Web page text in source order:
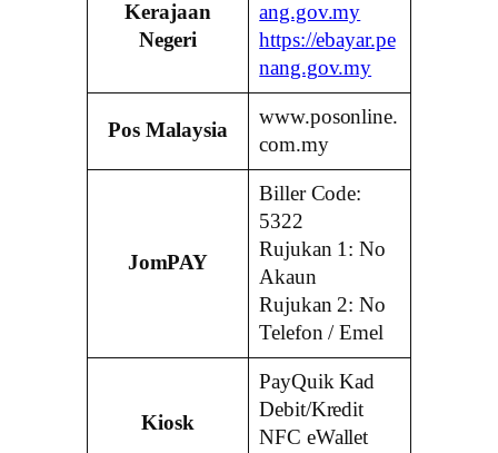
Kerajaan
Negeri
ang.gov.my
https://ebayar.pe
nang.gov.my
Pos Malaysia
www.posonline.
com.my
JomPAY
Biller Code:
5322
Rujukan 1: No
Akaun
Rujukan 2: No
Telefon / Emel
Kiosk
PayQuik Kad
Debit/Kredit
NFC eWallet